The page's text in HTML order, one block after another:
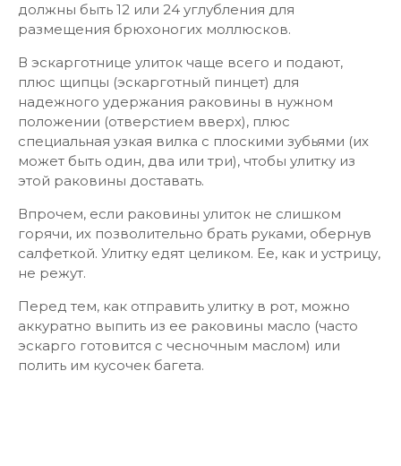
должны быть 12 или 24 углубления для
размещения брюхоногих моллюсков.
В эскарготнице улиток чаще всего и подают,
плюс щипцы (эскарготный пинцет) для
надежного удержания раковины в нужном
положении (отверстием вверх), плюс
специальная узкая вилка с плоскими зубьями (их
может быть один, два или три), чтобы улитку из
этой раковины доставать.
Впрочем, если раковины улиток не слишком
горячи, их позволительно брать руками, обернув
салфеткой. Улитку едят целиком. Ее, как и устрицу,
не режут.
Перед тем, как отправить улитку в рот, можно
аккуратно выпить из ее раковины масло (часто
эскарго готовится с чесночным маслом) или
полить им кусочек багета.